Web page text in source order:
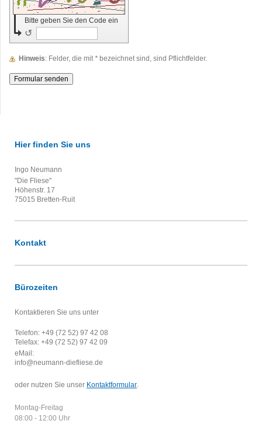
Bitte geben Sie den Code ein
↺
Hinweis : Felder, die mit * bezeichnet sind, sind Pflichtfelder.
Hier finden Sie uns
Ingo Neumann
"Die Fliese"
Höhenstr. 17
75015 Bretten-Ruit
Kontakt
Bürozeiten
Kontaktieren Sie uns unter
Telefon: +49 (72 52) 97 42 08
Telefax: +49 (72 52) 97 42 09
eMail:
info@neumann-diefliese.de
oder nutzen Sie unser Kontaktformular.
Montag-Freitag
08:00 - 12:00 Uhr